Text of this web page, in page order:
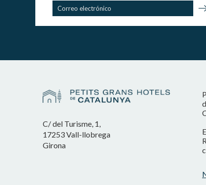
C/ del Turisme, 1,
17253 Vall-llobrega
Girona